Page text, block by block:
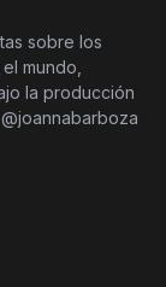
sobre los
mundo,
la producción